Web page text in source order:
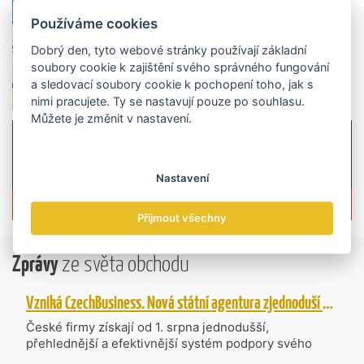
Více informací o časopisu »
Zprávyze světa obchodu
Vzniká CzechBusiness. Nová státní agentura zjednoduší podporu českých firem
České firmy získají od 1. srpna jednodušší,
přehlednější a efektivnější systém podpory svého
Používáme cookies
Dobrý den, tyto webové stránky používají základní
soubory cookie k zajištění svého správného fungování
a sledovací soubory cookie k pochopení toho, jak s
nimi pracujete. Ty se nastavují pouze po souhlasu.
Můžete je změnit v nastavení.
Nastavení
Přijmout všechny